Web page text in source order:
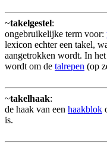
~takelgestel:
ongebruikelijke term voor:
lexicon echter een takel,
aangetrokken wordt. In
wordt om de talrepen (op
~takelhaak:
de haak van een haakblok
is.